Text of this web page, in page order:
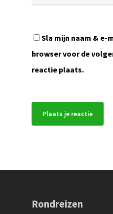
Sla mijn naam & e-
browser voor de
reactie plaats.
Rondreizen